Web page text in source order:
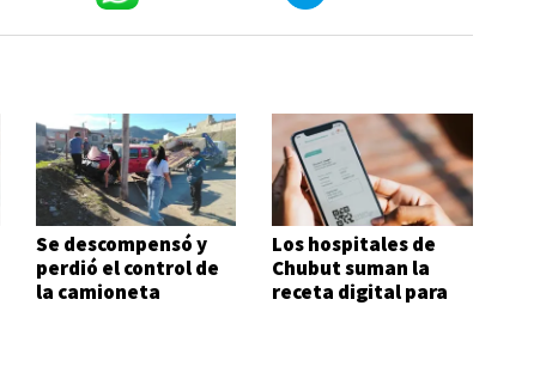
Se descompensó y
perdió el control de
la camioneta
Los hospitales de
Chubut suman la
receta digital para